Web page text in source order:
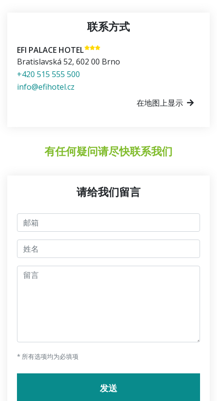
联系方式
EFI PALACE HOTEL
Bratislavská 52, 602 00 Brno
+420 515 555 500
info@efihotel.cz
在地图上显示
有任何疑问请尽快联系我们
请给我们留言
邮箱
jmeno
留言
* 所有选项均为必填项
发送